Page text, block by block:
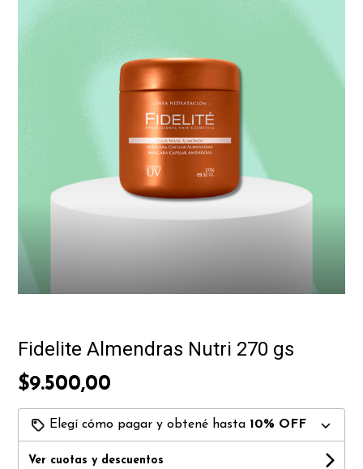
Fidelite Almendras Nutri 270 gs
$9.500,00
Elegí cómo pagar y obtené hasta 10% OFF
Ver cuotas y descuentos